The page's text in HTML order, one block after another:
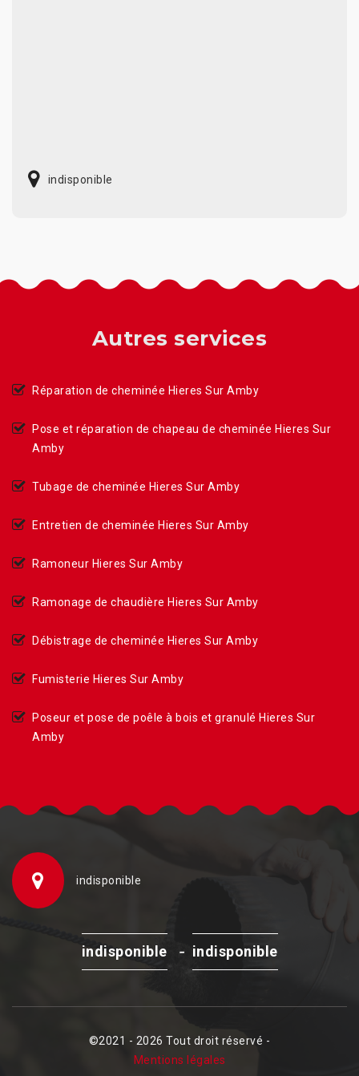
indisponible
Autres services
Réparation de cheminée Hieres Sur Amby
Pose et réparation de chapeau de cheminée Hieres Sur
Amby
Tubage de cheminée Hieres Sur Amby
Entretien de cheminée Hieres Sur Amby
Ramoneur Hieres Sur Amby
Ramonage de chaudière Hieres Sur Amby
Débistrage de cheminée Hieres Sur Amby
Fumisterie Hieres Sur Amby
Poseur et pose de poêle à bois et granulé Hieres Sur
Amby
indisponible
indisponible - indisponible
©2021 - 2026 Tout droit réservé -
Mentions légales